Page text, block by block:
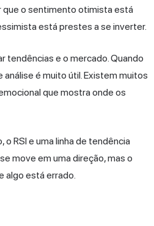
que o sentimento otimista está
está prestes a se inverter.
tendências e o mercado. Quando
é muito útil. Existem muitos
que mostra onde os
RSI e uma linha de tendência
move em uma direção, mas o
algo está errado.